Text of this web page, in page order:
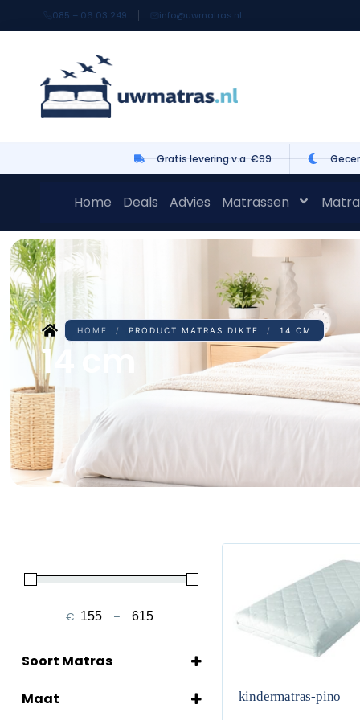
085 – 06 03 249 info@uwmatras.nl
Gratis levering v.a. €99
Home Deals Advies Matrassen
HOME / PRODUCT MATRAS DIKTE / 14 CM
14 cm
€ Minimale prijs
–
Maximale prijs
Soort Matras
Maat kindermatras-pino